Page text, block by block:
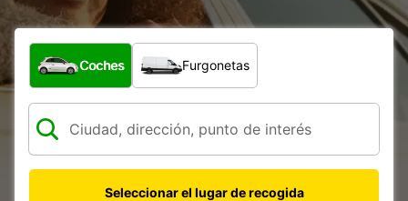
¿Qué tipo de vehículo?
Coches Furgonetas
Seleccionar el lugar de recogida